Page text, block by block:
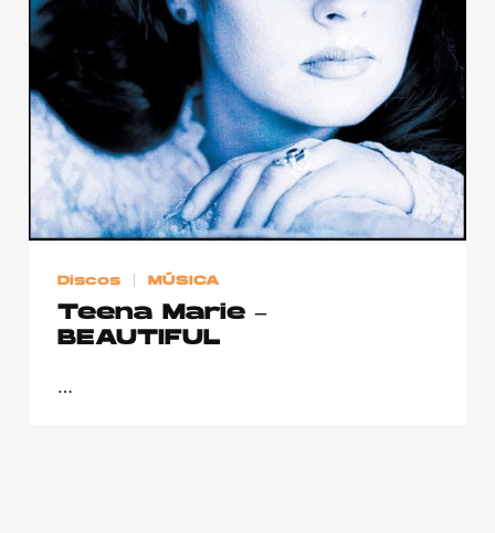
Publicidad
Contacto
Aviso Legal
© 2015-2022 UMOMAG. PROPIEDAD DE UMO agency. TODOS LOS
DERECHOS RESERVADOS.
Discos MÚSICA
Teena Marie –
BEAUTIFUL
…